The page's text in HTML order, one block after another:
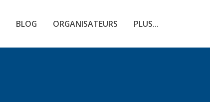
BLOG ORGANISATEURS PLUS...